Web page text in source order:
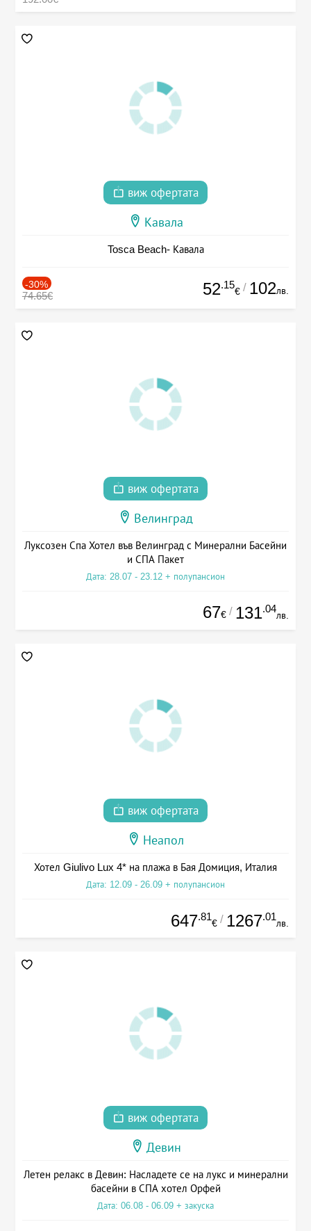
виж офертата
Кавала
Tosca Beach- Кавала
-30%
74.65€ 52.15
€ / 102лв.
виж офертата
Велинград
Луксозен Спа Хотел във Велинград с Минерални Басейни
и СПА Пакет
Дата: 28.07 - 23.12 + полупансион
67€ / 131.04
лв.
виж офертата
Неапол
Хотел Giulivo Lux 4* на плажа в Бая Домиция, Италия
Дата: 12.09 - 26.09 + полупансион
647.81
€ / 1267.01
лв.
виж офертата
Девин
Летен релакс в Девин: Насладете се на лукс и минерални
басейни в СПА хотел Орфей
Дата: 06.08 - 06.09 + закуска